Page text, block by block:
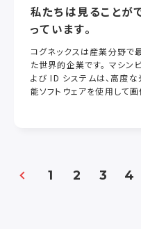
私たちは見ることが
っています。
コグネックスは産業分野で
た世界的企業です。 マシン
よび ID システムは、高度な
能ソフトウェアを使用して
コグネックスは、産業用マ
1 2 3 4